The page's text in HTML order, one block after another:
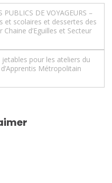
PUBLICS DE VOYAGEURS –
et scolaires et dessertes des
Chaine d’Eguilles et Secteur
pour les ateliers du
Métropolitain